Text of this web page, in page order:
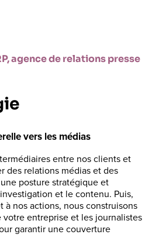
agence de relations presse
vers les médias
entre nos clients et
des relations médias et des
posture stratégique et
et le contenu. Puis,
à nos actions, nous construisons
entreprise et les journalistes
garantir une couverture